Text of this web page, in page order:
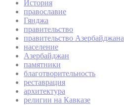
История
православие
Гянджа
правительство
правительство Азербайджана
население
Азербайджан
памятники
благотворительность
реставрация
архитектура
религии на Кавказе